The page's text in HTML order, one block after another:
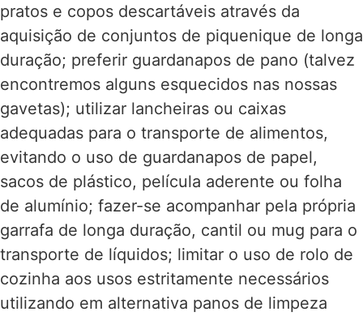
pratos e copos descartáveis através da
aquisição de conjuntos de piquenique de longa
duração; preferir guardanapos de pano (talvez
encontremos alguns esquecidos nas nossas
gavetas); utilizar lancheiras ou caixas
adequadas para o transporte de alimentos,
evitando o uso de guardanapos de papel,
sacos de plástico, película aderente ou folha
de alumínio; fazer-se acompanhar pela própria
garrafa de longa duração, cantil ou mug para o
transporte de líquidos; limitar o uso de rolo de
cozinha aos usos estritamente necessários
utilizando em alternativa panos de limpeza